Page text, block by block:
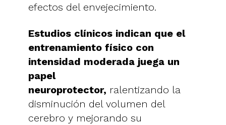
efectos del envejecimiento.
Estudios clínicos indican que el
entrenamiento físico con
intensidad moderada juega un
papel
neuroprotector, ralentizando la
disminución del volumen del
cerebro y mejorando su